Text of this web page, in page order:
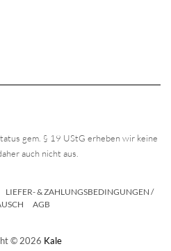
gem. § 19 UStG erheben wir keine
auch nicht aus.
LIEFER- & ZAHLUNGSBEDINGUNGEN /
AGB
© 2026 Kale